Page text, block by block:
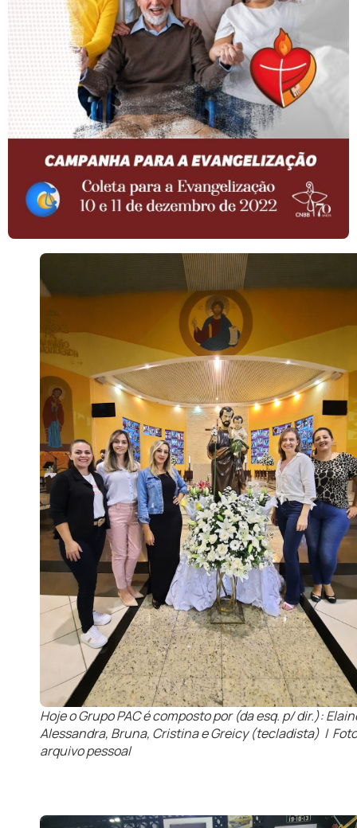
Hoje o Grupo PAC é composto por (da esq. p/ dir.):
Alessandra, Bruna, Cristina e Greicy (tecladista) |
arquivo pessoal